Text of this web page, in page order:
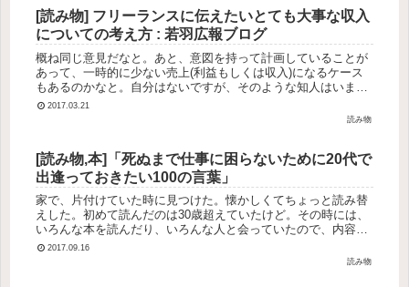
[読み物] フリーランスに伝えたいとても大事な収入
についての考え方 : 若羽広報ブログ
概ね同じ意見だなと。あと、意図を持って計画していることが
あって、一時的に少ない売上(利益もしくは収入)になるケース
もあるのかなと。自分はないですが、そのような知人はいまし
た。大手企業からすると正社員を雇うよりは安く、個人からす
2017.03.21
読み物
[読み物,本]「死ぬまで仕事に困らないために20代で
出逢っておきたい100の言葉」
家で、片付けていた時に見つけた。懐かしくてちょっと読み替
えした。初めて読んだのは30歳超えていたけど。その時には、
いろんな本を読んだり、いろんな人と会っていたので、内容も
そうだよなーと知っていることを確認するような内容が多かっ
2017.09.16
読み物